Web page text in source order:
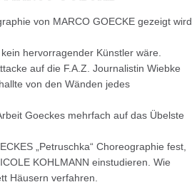
von MARCO GOECKE gezeigt wird
hervorragender Künstler wäre.
auf die F.A.Z. Journalistin Wiebke
von den Wänden jedes
Goeckes mehrfach auf das Übelste
„Petruschka“ Choreographie fest,
KOHLMANN einstudieren. Wie
Häusern verfahren.